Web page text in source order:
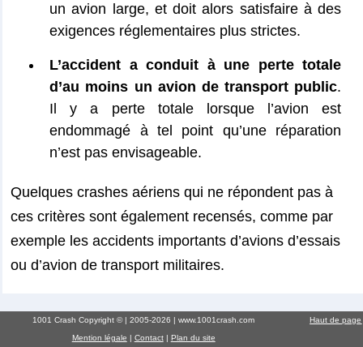
un avion large, et doit alors satisfaire à des
exigences réglementaires plus strictes.
L’accident a conduit à une perte totale
d’au moins un avion de transport public.
Il y a perte totale lorsque l’avion est
endommagé à tel point qu’une réparation
n’est pas envisageable.
Quelques crashes aériens qui ne répondent pas à
ces critères sont également recensés, comme par
exemple les accidents importants d’avions d’essais
ou d’avion de transport militaires.
Haut de page
1001 Crash Copyright © | 2005-2026 | www.1001crash.com
Mention légale
Contact| Plan du site